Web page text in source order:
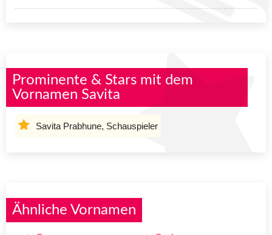
Prominente & Stars mit dem
Vornamen Savita
Savita Prabhune, Schauspieler
Ähnliche Vornamen